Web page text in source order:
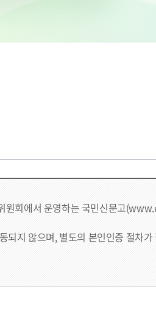
원회에서 운영하는 국민신문고
되지 않으며, 별도의 본인인증 절차가